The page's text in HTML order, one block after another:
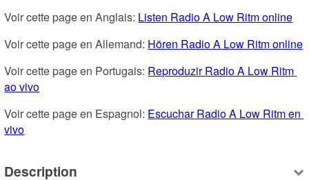
Voir cette page en Anglais: Listen Radio A Low Ritm online
Voir cette page en Allemand: Hören Radio A Low Ritm online
Voir cette page en Portugais: Reproduzir Radio A Low Ritm
ao vivo
Voir cette page en Espagnol: Escuchar Radio A Low Ritm en
vivo
Description